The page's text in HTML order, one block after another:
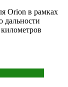
Orion в рамках
дальности